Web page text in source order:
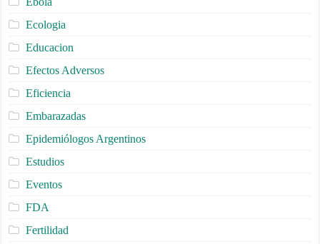
Ecologia
Educacion
Efectos Adversos
Eficiencia
Embarazadas
Epidemiólogos Argentinos
Estudios
Eventos
FDA
Fertilidad